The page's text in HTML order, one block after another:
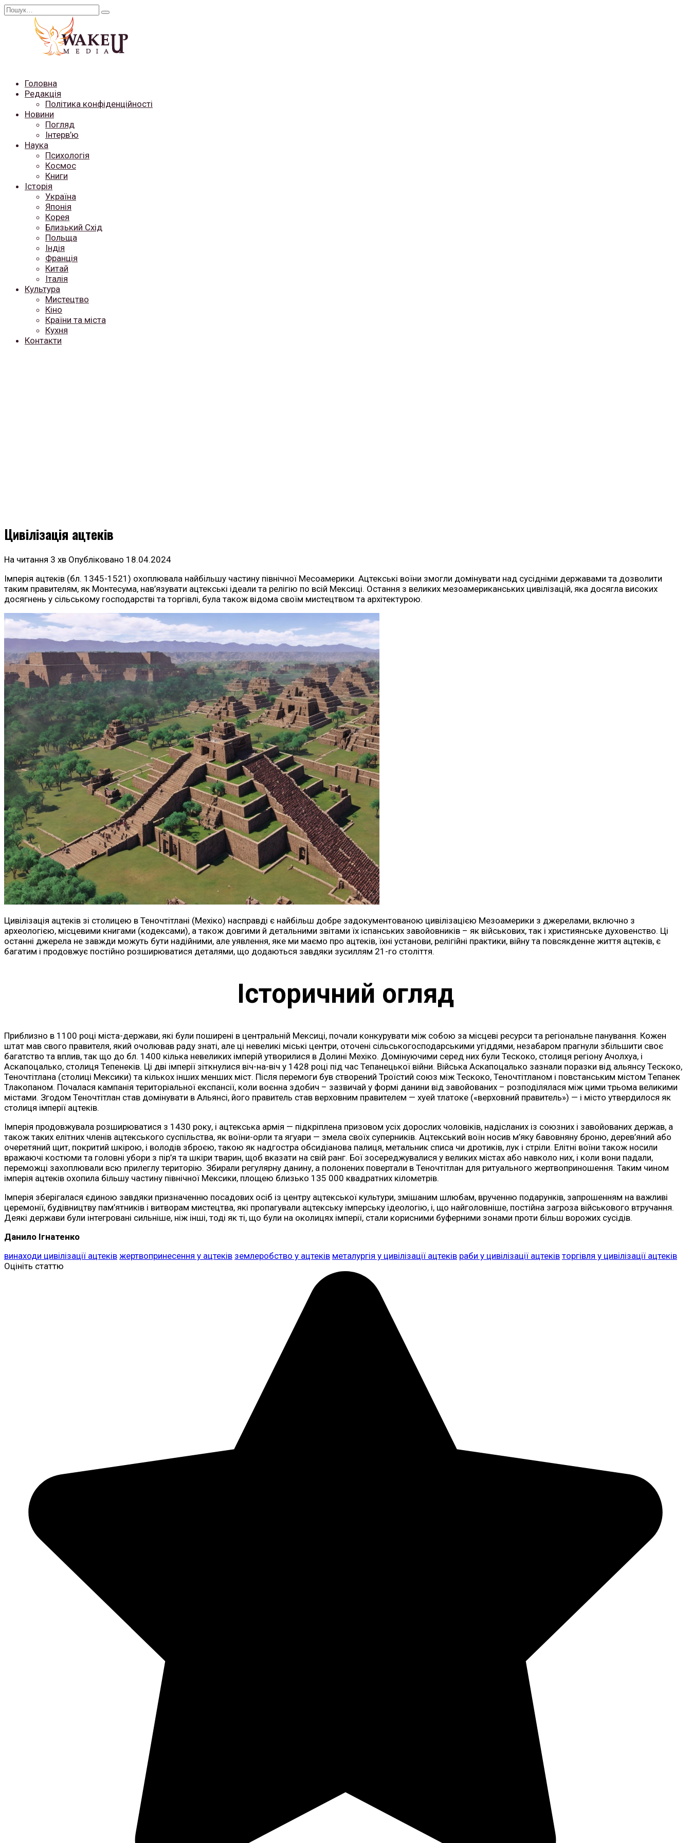
Перейти
Search
Головна
Редакція
Політика конфіденційності
Новини
Погляд
Інтерв’ю
Наука
Психологія
Космос
Книги
Історія
Україна
Японія
Корея
Близький Схід
Польща
Індія
Франція
Китай
Італія
Культура
Мистецтво
Кіно
Країни та міста
Кухня
Контакти
Цивілізація ацтеків
На читання 3 хв Опубліковано 18.04.2024
Імперія ацтеків (бл. 1345-1521) охоплювала найбільшу частину північної Месоамерики. Ацтекські воїни змогли домінувати над сусідніми державами та дозволити
таким правителям, як Монтесума, нав’язувати ацтекські ідеали та релігію по всій Мексиці. Остання з великих мезоамериканських цивілізацій, яка досягла високих
досягнень у сільському господарстві та торгівлі, була також відома своїм мистецтвом та архітектурою.
Цивілізація ацтеків зі столицею в Теночтітлані (Мехіко) насправді є найбільш добре задокументованою цивілізацією Мезоамерики з джерелами, включно з
археологією, місцевими книгами (кодексами), а також довгими й детальними звітами їх іспанських завойовників – як військових, так і християнське духовенство. Ці
останні джерела не завжди можуть бути надійними, але уявлення, яке ми маємо про ацтеків, їхні установи, релігійні практики, війну та повсякденне життя ацтеків, є
багатим і продовжує постійно розширюватися деталями, що додаються завдяки зусиллям 21-го століття.
Історичний огляд
Приблизно в 1100 році міста-держави, які були поширені в центральній Мексиці, почали конкурувати між собою за місцеві ресурси та регіональне панування. Кожен
штат мав свого правителя, який очолював раду знаті, але ці невеликі міські центри, оточені сільськогосподарськими угіддями, незабаром прагнули збільшити своє
багатство та вплив, так що до бл. 1400 кілька невеликих імперій утворилися в Долині Мехіко. Домінуючими серед них були Тескоко, столиця регіону Ачолхуа, і
Аскапоцалько, столиця Тепенеків. Ці дві імперії зіткнулися віч-на-віч у 1428 році під час Тепанецької війни. Війська Аскапоцалько зазнали поразки від альянсу Тескоко,
Теночтітлана (столиці Мексики) та кількох інших менших міст. Після перемоги був створений Троїстий союз між Тескоко, Теночтітланом і повстанським містом Тепанек
Тлакопаном. Почалася кампанія територіальної експансії, коли воєнна здобич – зазвичай у формі данини від завойованих – розподілялася між цими трьома великими
містами. Згодом Теночтітлан став домінувати в Альянсі, його правитель став верховним правителем — хуей тлатоке («верховний правитель») — і місто утвердилося як
столиця імперії ацтеків.
Імперія продовжувала розширюватися з 1430 року, і ацтекська армія — підкріплена призовом усіх дорослих чоловіків, надісланих із союзних і завойованих держав, а
також таких елітних членів ацтекського суспільства, як воїни-орли та ягуари — змела своїх суперників. Ацтекський воїн носив м’яку бавовняну броню, дерев’яний або
очеретяний щит, покритий шкірою, і володів зброєю, такою як надгостра обсидіанова палиця, метальник списа чи дротиків, лук і стріли. Елітні воїни також носили
вражаючі костюми та головні убори з пір’я та шкіри тварин, щоб вказати на свій ранг. Бої зосереджувалися у великих містах або навколо них, і коли вони падали,
переможці захоплювали всю прилеглу територію. Збирали регулярну данину, а полонених повертали в Теночтітлан для ритуального жертвоприношення. Таким чином
імперія ацтеків охопила більшу частину північної Мексики, площею близько 135 000 квадратних кілометрів.
Імперія зберігалася єдиною завдяки призначенню посадових осіб із центру ацтекської культури, змішаним шлюбам, врученню подарунків, запрошенням на важливі
церемонії, будівництву пам’ятників і витворам мистецтва, які пропагували ацтекську імперську ідеологію, і, що найголовніше, постійна загроза військового втручання.
Деякі держави були інтегровані сильніше, ніж інші, тоді як ті, що були на околицях імперії, стали корисними буферними зонами проти більш ворожих сусідів.
Данило Ігнатенко
винаходи цивілізації ацтеків жертвопринесення у ацтеків землеробство у ацтеків металургія у цивілізації ацтеків раби у цивілізації ацтеків торгівля у цивілізації ацтеків
Оцініть статтю